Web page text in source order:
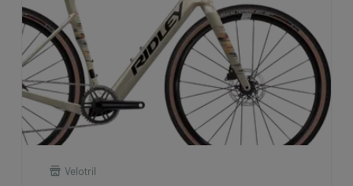
Velotril